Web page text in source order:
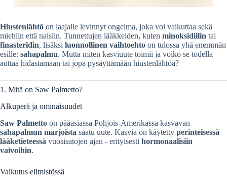
Hiustenlähtö on laajalle levinnyt ongelma, joka voi vaikuttaa sekä
miehiin että naisiin. Tunnettujen lääkkeiden, kuten minoksidiilin tai
finasteridin, lisäksi luonnollinen vaihtoehto on tulossa yhä enemmän
esille: sahapalmu. Mutta miten kasviuute toimii ja voiko se todella
auttaa hidastamaan tai jopa pysäyttämään hiustenlähtöä?
1. Mitä on Saw Palmetto?
Alkuperä ja ominaisuudet
Saw Palmetto on pääasiassa Pohjois-Amerikassa kasvavan
sahapalmun marjoista saatu uute. Kasvia on käytetty perinteisessä
lääketieteessä vuosisatojen ajan - erityisesti hormonaalisiin
vaivoihin.
Vaikutus elimistössä